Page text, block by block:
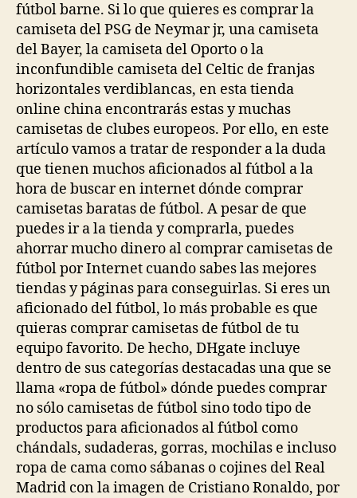
fútbol barne. Si lo que quieres es comprar la
camiseta del PSG de Neymar jr, una camiseta
del Bayer, la camiseta del Oporto o la
inconfundible camiseta del Celtic de franjas
horizontales verdiblancas, en esta tienda
online china encontrarás estas y muchas
camisetas de clubes europeos. Por ello, en este
artículo vamos a tratar de responder a la duda
que tienen muchos aficionados al fútbol a la
hora de buscar en internet dónde comprar
camisetas baratas de fútbol. A pesar de que
puedes ir a la tienda y comprarla, puedes
ahorrar mucho dinero al comprar camisetas de
fútbol por Internet cuando sabes las mejores
tiendas y páginas para conseguirlas. Si eres un
aficionado del fútbol, lo más probable es que
quieras comprar camisetas de fútbol de tu
equipo favorito. De hecho, DHgate incluye
dentro de sus categorías destacadas una que se
llama «ropa de fútbol» dónde puedes comprar
no sólo camisetas de fútbol sino todo tipo de
productos para aficionados al fútbol como
chándals, sudaderas, gorras, mochilas e incluso
ropa de cama como sábanas o cojines del Real
Madrid con la imagen de Cristiano Ronaldo, por